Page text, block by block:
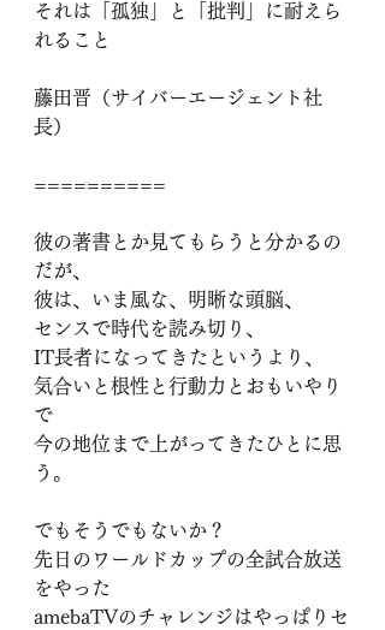
それは「孤独」と「批判」に耐えら
れること
藤田晋（サイバーエージェント社
長）
==========
彼の著書とか見てもらうと分かるの
だが、
彼は、いま風な、明晰な頭脳、
センスで時代を読み切り、
IT長者になってきたというより、
気合いと根性と行動力とおもいやり
で
今の地位まで上がってきたひとに思
う。
でもそうでもないか？
先日のワールドカップの全試合放送
をやった
amebaTVのチャレンジはやっぱりセ